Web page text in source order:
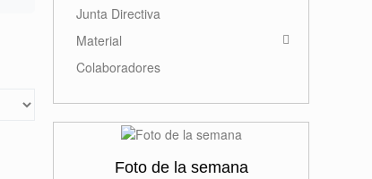
Junta Directiva
Material
Colaboradores
Foto de la semana